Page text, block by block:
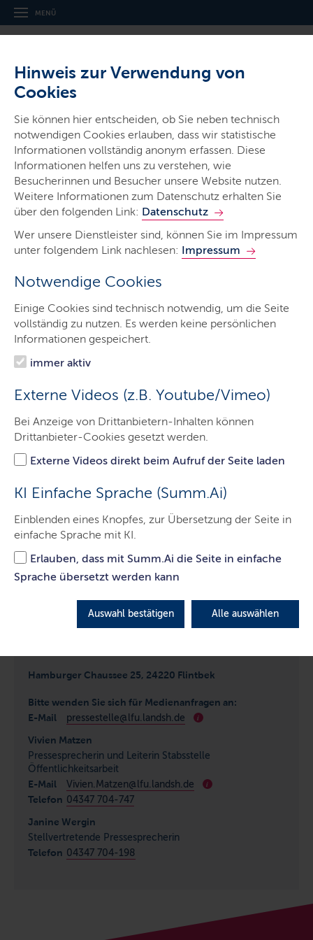
Hinweis zur Verwendung von
Cookies
Sie können hier entscheiden, ob Sie neben technisch
notwendigen Cookies erlauben, dass wir statistische
Informationen vollständig anonym erfassen. Diese
Informationen helfen uns zu verstehen, wie
Besucherinnen und Besucher unsere Website nutzen.
Weitere Informationen zum Datenschutz erhalten Sie
über den folgenden Link: Datenschutz
Wer unsere Dienstleister sind, können Sie im Impressum
unter folgendem Link nachlesen: Impressum
Notwendige Cookies
Einige Cookies sind technisch notwendig, um die Seite
vollständig zu nutzen. Es werden keine persönlichen
Informationen gespeichert.
immer aktiv
Externe Videos (z.B. Youtube/Vimeo)
Bei Anzeige von Drittanbietern-Inhalten können
Drittanbieter-Cookies gesetzt werden.
Externe Videos direkt beim Aufruf der Seite laden
KI Einfache Sprache (Summ.Ai)
Einblenden eines Knopfes, zur Übersetzung der Seite in
einfache Sprache mit KI.
Erlauben, dass mit Summ.Ai die Seite in einfache
Sprache übersetzt werden kann
Auswahl bestätigen Alle auswählen
MENÜ
Landesamt für Umwelt
Ministerien & Behörden
Start
Organisation
Themen
Presse
Service
Kontakt
Kontakt zur Pressestelle
Landesamt für Umwelt
Hamburger Chaussee 25, 24220 Flintbek
Bitte wenden Sie sich für Medienanfragen an:
E-Mail
pressestelle@lfu.landsh.de
i
Vivien Matzen
Pressesprecherin und Leiterin Stabsstelle
Öffentlichkeitsarbeit
E-Mail Vivien.Matzen@lfu.landsh.de
i
Telefon 04347 704-747
Janine Wergin
Stellvertretende Pressesprecherin
Telefon 04347 704-198